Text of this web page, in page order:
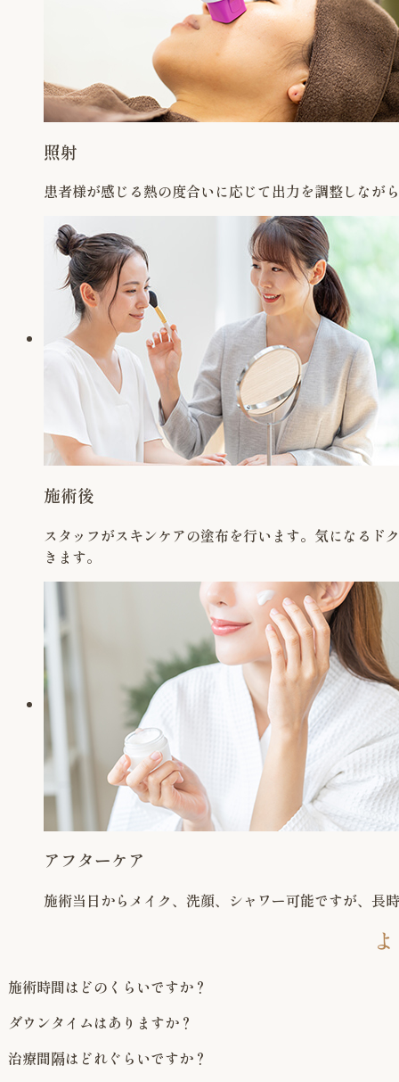
照射
患者様が感じる熱の度合いに応じて出力を調整しなが
施術後
スタッフがスキンケアの塗布を行います。気になるド
きます。
アフターケア
施術当日からメイク、洗顔、シャワー可能ですが、長
施術時間はどのくらいですか？
ダウンタイムはありますか？
治療間隔はどれぐらいですか？